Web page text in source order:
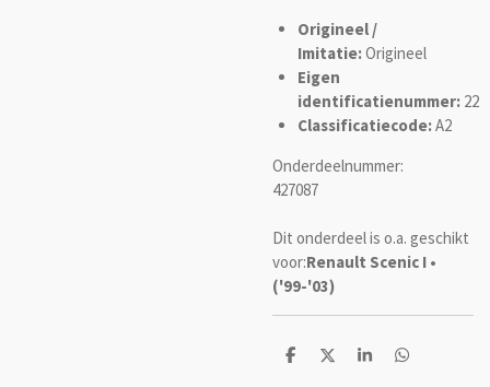
Origineel /
Imitatie:Origineel
Eigen
identificatienummer: 22
Classificatiecode:A2
Onderdeelnummer:
427087
Dit onderdeel is o.a. geschikt
voor:Renault Scenic I •
('99-'03)
D
D
S
D